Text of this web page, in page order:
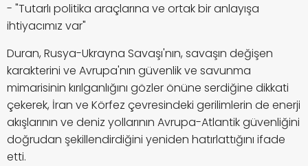
- "Tutarlı politika araçlarına ve ortak bir anlayışa
ihtiyacımız var"
Duran, Rusya-Ukrayna Savaşı'nın, savaşın değişen
karakterini ve Avrupa'nın güvenlik ve savunma
mimarisinin kırılganlığını gözler önüne serdiğine dikkati
çekerek, İran ve Körfez çevresindeki gerilimlerin de enerji
akışlarının ve deniz yollarının Avrupa-Atlantik güvenliğini
doğrudan şekillendirdiğini yeniden hatırlattığını ifade
etti.